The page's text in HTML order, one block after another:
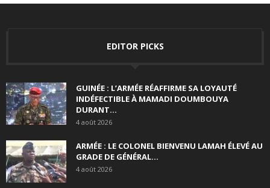
EDITOR PICKS
GUINÉE : L’ARMÉE RÉAFFIRME SA LOYAUTÉ
INDÉFECTIBLE À MAMADI DOUMBOUYA
DURANT...
4 août 2026
ARMÉE : LE COLONEL BIENVENU LAMAH ÉLEVÉ AU
GRADE DE GÉNÉRAL...
4 août 2026